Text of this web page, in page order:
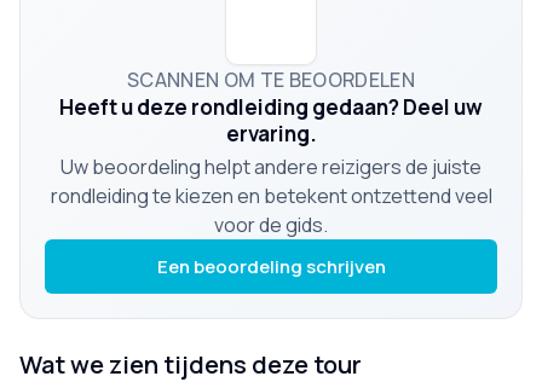
SCANNEN OM TE BEOORDELEN
Heeft u deze rondleiding gedaan? Deel uw
ervaring.
Uw beoordeling helpt andere reizigers de juiste
rondleiding te kiezen en betekent ontzettend veel
voor de gids.
Een beoordeling schrijven
Wat we zien tijdens deze tour